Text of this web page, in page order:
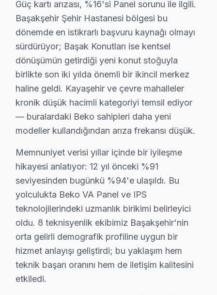
Başakşehir'den gelen Beko servis taleplerinin nasıl
Kapıda beş dakikalık görsel ve osiloskop incelemesi
Bu hikayenin olağan olması, Başakşehir'de 12 yıllık
Başakşehir'deki müşteri güvenini soyut vaatler yerine
Bu tür vakalar Başakşehir'de aylık 55 başvurunun
Başakşehir'de 12 yıllık güven ilişkisi, bu tür dürüst
Başakşehir'de Beko onarımlarından derlenen teknik
Başakşehir Şehir Hastanesi bölgesindeki ölçüm
bu TV IPS panelinde ek bir teknik inceleme noktası
Başakşehir'de Beko akıllı TV arıza örüntülerinin
İlkbahar dönemi (Mart-Mayıs): Görece sakin. Beko
Yaz dönemi (Haziran-Ağustos): Sıcak havada
Sonbahar dönemi (Eylül-Kasım): Okul ve sezon
Başakşehir Mahalle Bazlı Beko TV Servis
Başakşehir genelinde Beko televizyon teknik servis
Altınşehir, Bahçeşehir 1. Kısım, Bahçeşehir 2.
Başakşehir, Güvercintepe, Kayabaşı, Kayaşehir
Güç kartı arızası, %16'si Panel sorunu ile ilgili.
Başakşehir Şehir Hastanesi bölgesi bu
dönemde en istikrarlı başvuru kaynağı olmayı
sürdürüyor; Başak Konutları ise kentsel
dönüşümün getirdiği yeni konut stoğuyla
birlikte son iki yılda önemli bir ikincil merkez
haline geldi. Kayaşehir ve çevre mahalleler
kronik düşük hacimli kategoriyi temsil ediyor
— buralardaki Beko sahipleri daha yeni
modeller kullandığından arıza frekansı düşük.
Memnuniyet verisi yıllar içinde bir iyileşme
hikayesi anlatıyor: 12 yıl önceki %91
seviyesinden bugünkü %94'e ulaşıldı. Bu
yolculukta Beko VA Panel ve IPS
teknolojilerindeki uzmanlık birikimi belirleyici
oldu. 8 teknisyenlik ekibimiz Başakşehir'nin
orta gelirli demografik profiline uygun bir
hizmet anlayışı geliştirdi; bu yaklaşım hem
teknik başarı oranını hem de iletişim kalitesini
etkiledi.